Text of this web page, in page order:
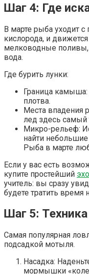
Шаг 4: Где
В марте рыба уходит с
кислорода, и
мелководные поливы,
вода.
Где бурить лунки:
Граница камыша:
плотва.
Места впадения
лед здесь самый
Микро-рельеф:
найти
Рыба в марте
Если у вас есть
купите простейший
учитель: вы сразу
будете тратить время
Шаг 5:
Самая популярная
подсадкой мотыля.
Насадка:
мормышки